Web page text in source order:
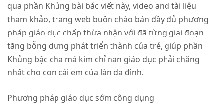
qua phần Khủng bài bác viết này, video and tài liệu
tham khảo, trang web buôn chào bán đầy đủ phương
pháp giáo dục chấp thừa nhận với đã từng giai đoạn
tăng bỗng dưng phát triển thành của trẻ, giúp phần
Khủng bậc cha má kim chỉ nan giáo dục phải chăng
nhất cho con cái em của làn da đình.
Phương pháp giáo dục sớm công dụng